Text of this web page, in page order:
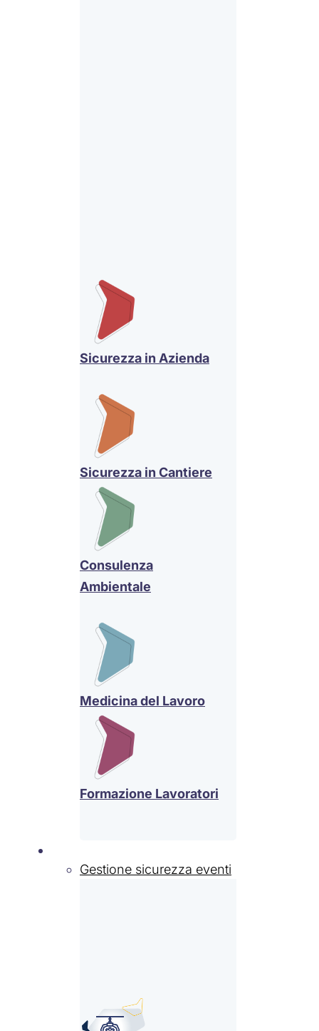
Sicurezza in Azienda
Sicurezza in Cantiere
Consulenza
Ambientale
Medicina del Lavoro
Formazione Lavoratori
Gestione sicurezza eventi